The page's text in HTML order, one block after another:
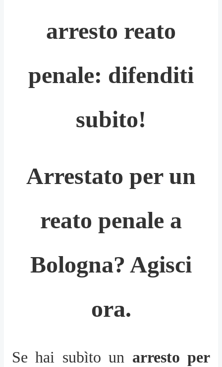
arresto reato
penale: difenditi
subito!
Arrestato per un
reato penale a
Bologna? Agisci
ora.
Se hai subìto un arresto per